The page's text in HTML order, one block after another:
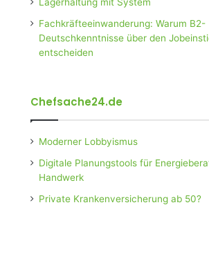
Fachkräfteeinwanderung: Warum B2-
Deutschkenntnisse über den
entscheiden
Chefsache24.de
Moderner Lobbyismus
Digitale Planungstools für
Handwerk
Private Krankenversicherung ab 50?